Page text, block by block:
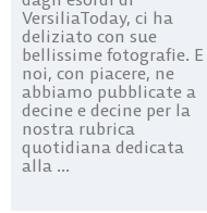
VersiliaToday, ci ha
deliziato con sue
bellissime fotografie. E
noi, con piacere, ne
abbiamo pubblicate a
decine e decine per la
nostra rubrica
quotidiana dedicata
alla ...